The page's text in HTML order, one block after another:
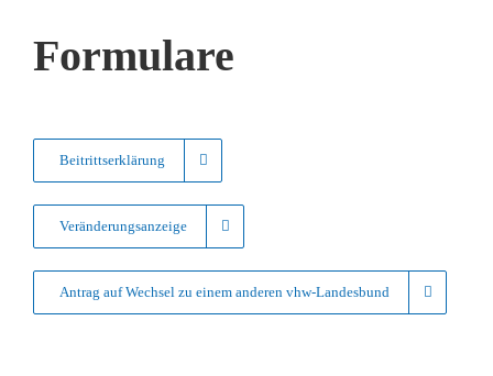
Formulare
Beitrittserklärung
Veränderungsanzeige
Antrag auf Wechsel zu einem anderen vhw-Landesbund